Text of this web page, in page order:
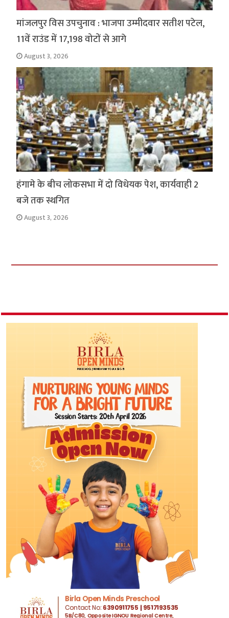
मांजलपुर विस उपचुनाव : भाजपा उम्मीदवार सतीश पटेल,
11वें राउंड में 17,198 वोटों से आगे
August 3, 2026
हंगामे के बीच लोकसभा में दो विधेयक पेश, कार्यवाही 2
बजे तक स्थगित
August 3, 2026